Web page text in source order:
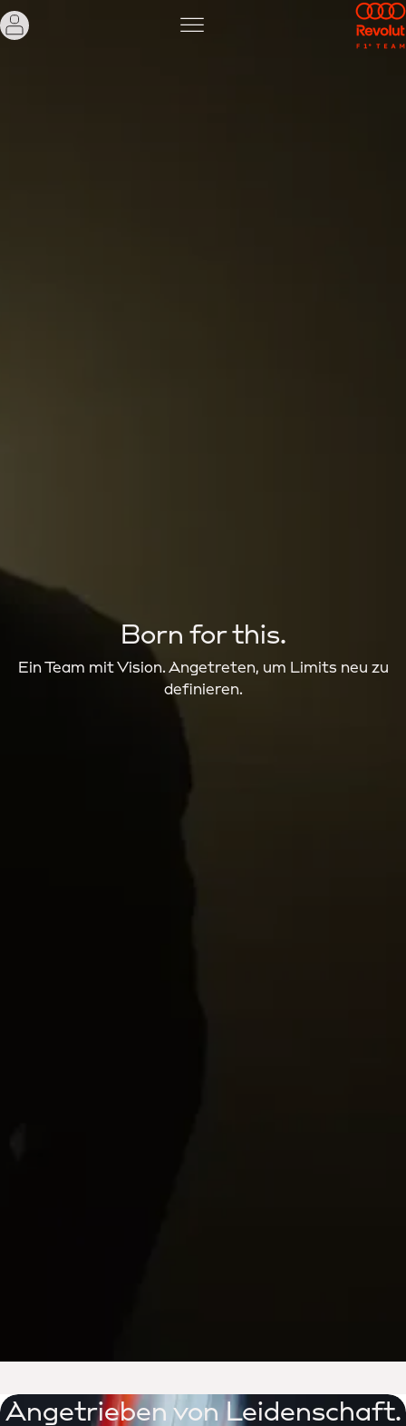
Born for this.
Ein Team mit Vision. Angetreten, um Limits neu zu
definieren.
Angetrieben von Leidenschaft.